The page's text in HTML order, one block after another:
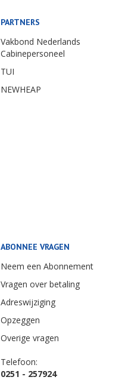
PARTNERS
Vakbond Nederlands
Cabinepersoneel
TUI
NEWHEAP
ABONNEE VRAGEN
Neem een Abonnement
Vragen over betaling
Adreswijziging
Opzeggen
Overige vragen
Telefoon:
0251 - 257924